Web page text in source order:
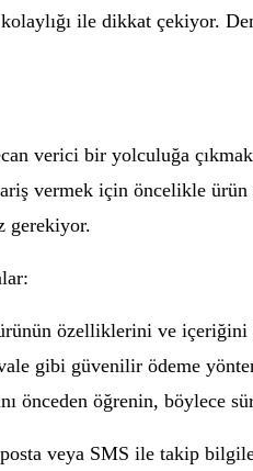
ile dikkat çekiyor.
verici bir yolculuğa
vermek için öncelikle ürün
gerekiyor.
özelliklerini ve
gibi güvenilir ödeme
önceden öğrenin, böylece
veya SMS ile takip